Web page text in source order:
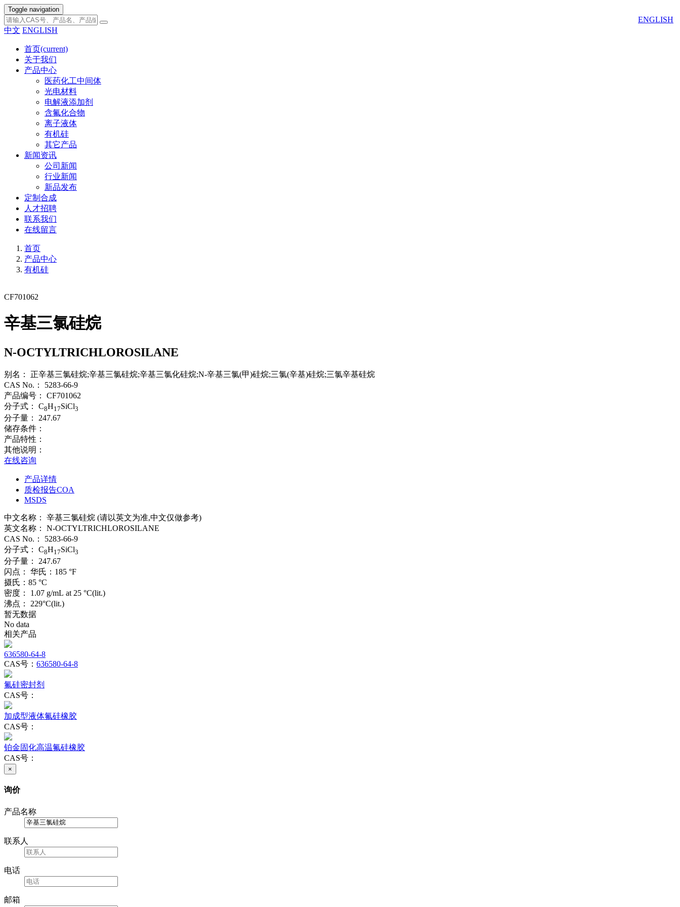
Toggle navigation
ENGLISH
中文 ENGLISH
首页(current)
关于我们
产品中心
医药化工中间体
光电材料
电解液添加剂
含氟化合物
离子液体
有机硅
其它产品
新闻资讯
公司新闻
行业新闻
新品发布
定制合成
人才招聘
联系我们
在线留言
首页
产品中心
有机硅
CF701062
辛基三氯硅烷
N-OCTYLTRICHLOROSILANE
别名：
正辛基三氯硅烷;辛基三氯硅烷;辛基三氯化硅烷;N-辛基三氯(甲)硅烷;三氯(辛基)硅烷;三氯辛基硅烷
CAS No.：
5283-66-9
产品编号：
CF701062
分子式：
C8H17SiCl3
分子量：
247.67
储存条件：
产品特性：
其他说明：
在线咨询
产品详情
质检报告COA
MSDS
中文名称： 辛基三氯硅烷 (请以英文为准,中文仅做参考)
英文名称： N-OCTYLTRICHLOROSILANE
CAS No.：
5283-66-9
分子式：
C8H17SiCl3
分子量：
247.67
闪点：
华氏：185 °F
摄氏：85 °C
密度：
1.07 g/mL at 25 °C(lit.)
沸点：
229°C(lit.)
暂无数据
No data
相关产品
636580-64-8
CAS号： 636580-64-8
氟硅密封剂
CAS号：
加成型液体氟硅橡胶
CAS号：
铂金固化高温氟硅橡胶
CAS号：
×
询价
产品名称
联系人
电话
邮箱